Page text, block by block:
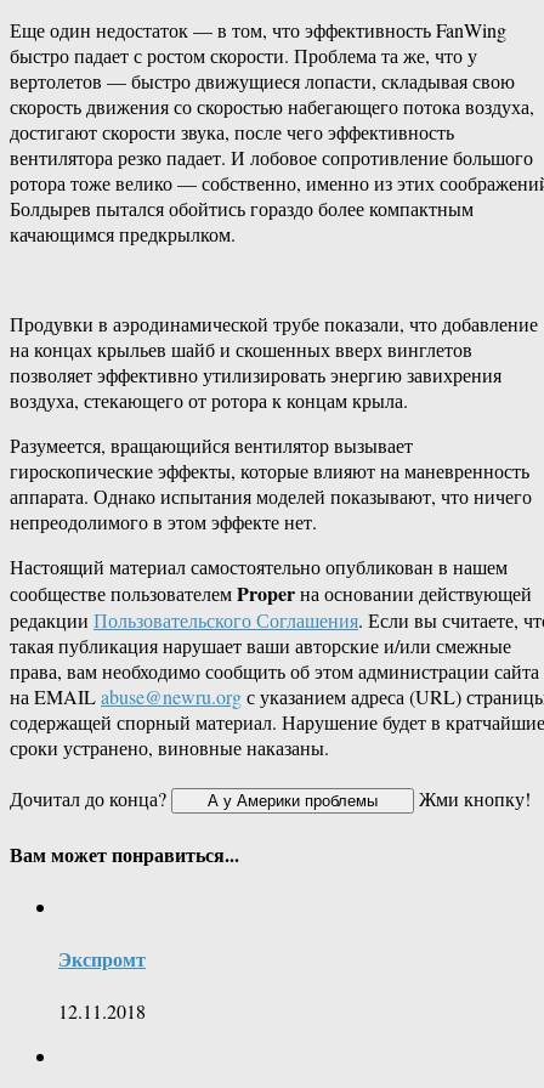
Еще один недостаток — в том, что эффективность FanWing
быстро падает с ростом скорости. Проблема та же, что у
вертолетов — быстро движущиеся лопасти, складывая свою
скорость движения со скоростью набегающего потока воздуха,
достигают скорости звука, после чего эффективность
вентилятора резко падает. И лобовое сопротивление большого
ротора тоже велико — собственно, именно из этих
Болдырев пытался обойтись гораздо более компактным
качающимся предкрылком.
Продувки в аэродинамической трубе показали, что добавление
на концах крыльев шайб и скошенных вверх винглетов
позволяет эффективно утилизировать энергию завихрения
воздуха, стекающего от ротора к концам крыла.
Разумеется, вращающийся вентилятор вызывает
гироскопические эффекты, которые влияют на маневренность
аппарата. Однако испытания моделей показывают, что ничего
непреодолимого в этом эффекте нет.
Настоящий материал самостоятельно опубликован в нашем
сообществе пользователемProperна основании действующей
редакции Пользовательского Соглашения. Если вы считаете,
такая публикация нарушает ваши авторские и/или смежные
права, вам необходимо сообщить об этом администрации сайта
на EMAILabuse@newru.orgс указанием адреса (URL)
содержащей спорный материал. Нарушение будет в кратчайшие
сроки устранено, виновные наказаны.
Дочитал до конца?
Жми кнопку!
Вам может понравиться...
Экспромт
12.11.2018